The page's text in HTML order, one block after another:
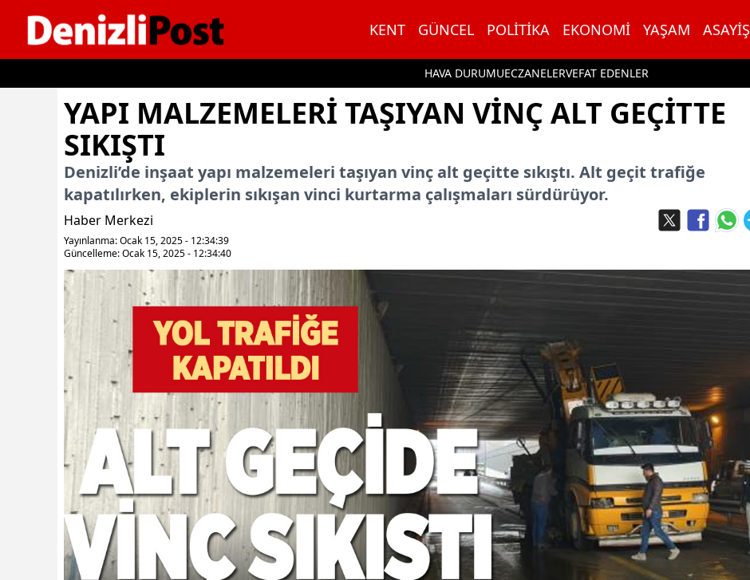
KENT GÜNCEL POLITIKA EKONOMI YAŞAM ASAYIŞ
HAVA DURUMUECZANELERVEFAT EDENLER
YAPI MALZEMELERI TAŞIYAN VINÇ ALT GEÇITTE
SIKIŞTI
Denizli’de inşaat yapı malzemeleri taşıyan vinç alt geçitte sıkıştı. Alt geçit trafiğe
kapatılırken, ekiplerin sıkışan vinci kurtarma çalışmaları sürdürüyor.
Haber Merkezi
Yayınlanma: Ocak 15, 2025 - 12:34:39
Güncelleme: Ocak 15, 2025 - 12:34:40